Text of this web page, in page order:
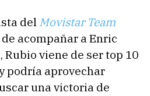
del Movistar Team
acompañar a Enric
Rubio viene de ser top 10
podría aprovechar
una victoria de